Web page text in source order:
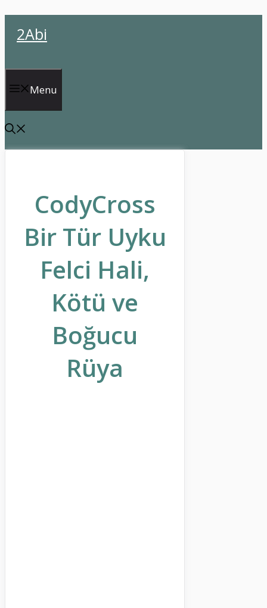
atla2Abi
Menu
CodyCross
Bir Tür Uyku
Felci Hali,
Kötü ve
Boğucu
Rüya